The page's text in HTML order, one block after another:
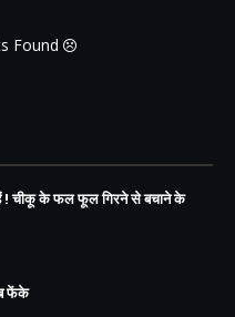
Found
! चीकू के फल फूल गिरने से बचाने के
फेंके